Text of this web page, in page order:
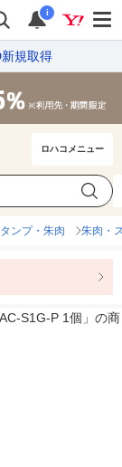
i
新規取得
ロハコメニュー
ンプ・朱肉 朱肉・